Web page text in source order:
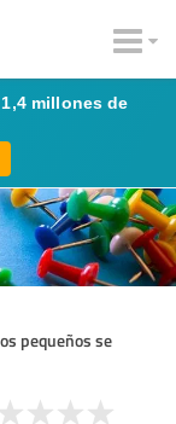
millones de
pequeños se